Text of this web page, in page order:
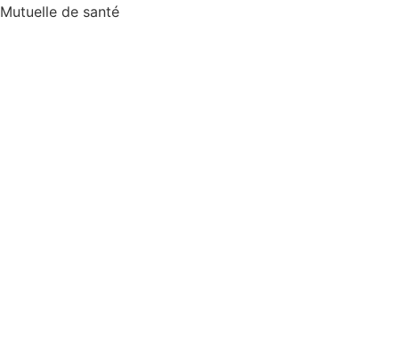
Mutuelle de santé